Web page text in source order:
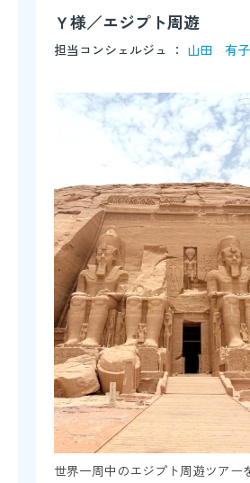
Ｙ様／エジプト周遊
担当コンシェルジュ ： 山田 有子
世界一周中のエジプト周遊ツアー